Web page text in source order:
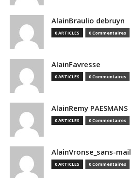
AlainBraulio debruyn
0 ARTICLES 0 Commentaires
AlainFavresse
0 ARTICLES 0 Commentaires
AlainRemy PAESMANS
0 ARTICLES 0 Commentaires
AlainVronse_sans-mail
0 ARTICLES 0 Commentaires